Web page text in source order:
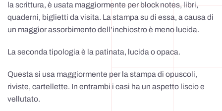
la scrittura, è usata maggiormente per block notes, libri,
quaderni, biglietti da visita. La stampa su di essa, a causa di
un maggior assorbimento dell’inchiostro è meno lucida.
La seconda tipologia è la patinata, lucida o opaca.
Questa si usa maggiormente per la stampa di opuscoli,
riviste, cartellette. In entrambi i casi ha un aspetto liscio e
vellutato.